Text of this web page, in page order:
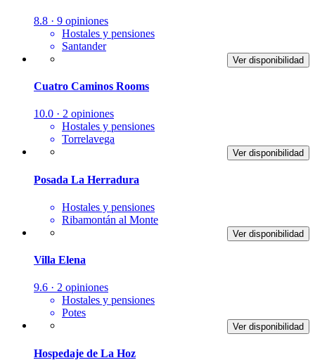
8.8 · 9 opiniones
Hostales y pensiones
Santander
Ver disponibilidad
Cuatro Caminos Rooms
10.0 · 2 opiniones
Hostales y pensiones
Torrelavega
Ver disponibilidad
Posada La Herradura
Hostales y pensiones
Ribamontán al Monte
Ver disponibilidad
Villa Elena
9.6 · 2 opiniones
Hostales y pensiones
Potes
Ver disponibilidad
Hospedaje de La Hoz